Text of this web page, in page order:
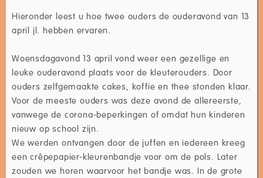
Hieronder leest u hoe twee ouders de ouderavond van 13
april jl. hebben ervaren.
Woensdagavond 13 april vond weer een gezellige en
leuke ouderavond plaats voor de kleuterouders. Door
ouders zelfgemaakte cakes, koffie en thee stonden klaar.
Voor de meeste ouders was deze avond de allereerste,
vanwege de corona-beperkingen of omdat hun kinderen
nieuw op school zijn.
We werden ontvangen door de juffen en iedereen kreeg
een crêpepapier-kleurenbandje voor om de pols. Later
zouden we horen waarvoor het bandje was. In de grote